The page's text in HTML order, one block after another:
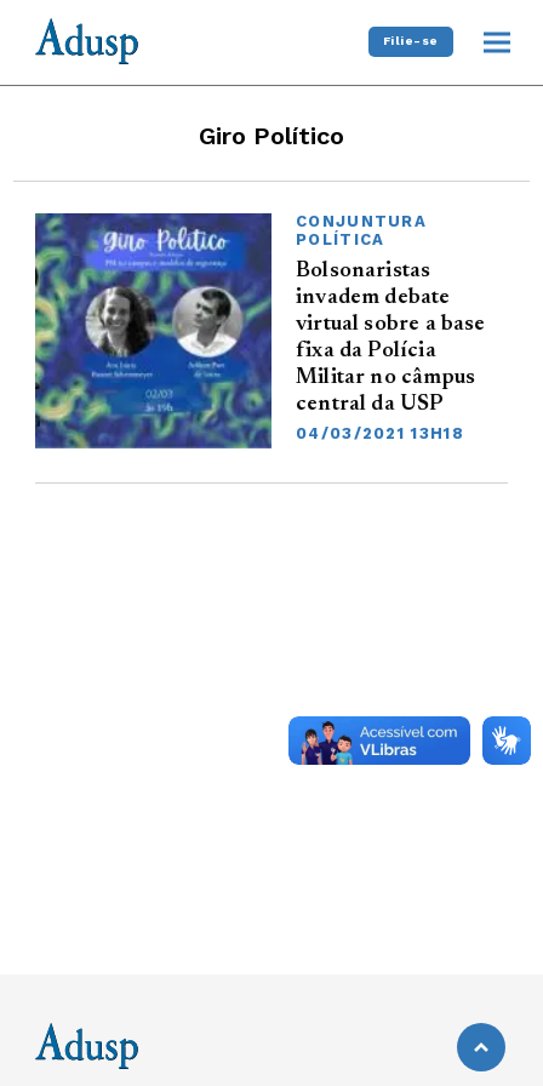
Filie-se
Giro Político
CONJUNTURA
POLÍTICA
Bolsonaristas
invadem debate
virtual sobre a base
fixa da Polícia
Militar no câmpus
central da USP
04/03/2021 13H18